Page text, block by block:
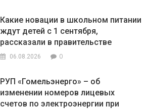
Какие новации в школьном питании
ждут детей с 1 сентября,
рассказали в правительстве
06.08.2026 0
РУП «Гомельэнерго» – об
изменении номеров лицевых
счетов по электроэнергии при